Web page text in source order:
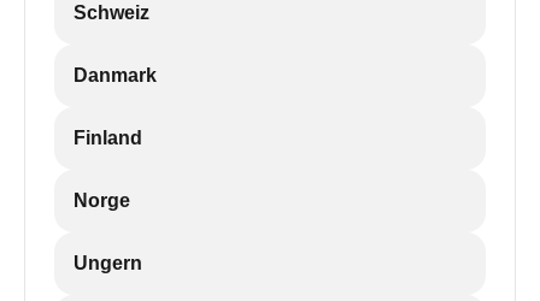
Schweiz
Danmark
Finland
Norge
Ungern